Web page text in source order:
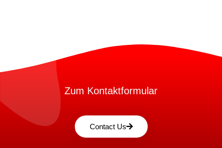
Zum Kontaktformular
Contact Us